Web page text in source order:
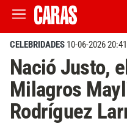
CELEBRIDADES 10-06-2026 20:41
Nació Justo,
Milagros
Rodríguez